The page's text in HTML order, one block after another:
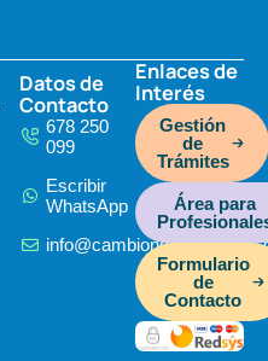
s
a
p
p
e
i
-
i
n
a
g
r
a
m
Datos de
Contacto
678 250
099
Escribir
WhatsApp
Enlaces de
Interés
Gestión
de
Trámites
Área para
Formulario
de
Contacto